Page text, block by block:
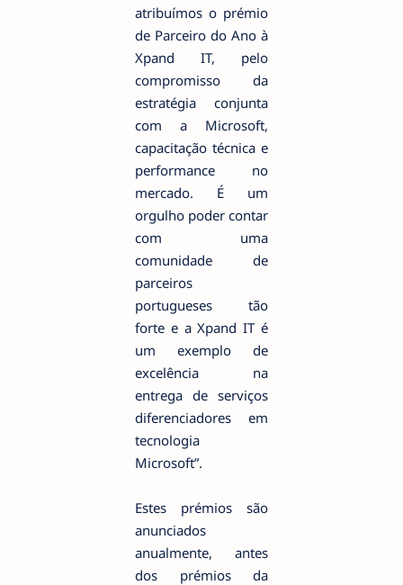
atribuímos o prémio
de Parceiro do Ano à
Xpand IT, pelo
compromisso da
estratégia conjunta
com a Microsoft,
capacitação técnica e
performance no
mercado. É um
orgulho poder contar
com uma
comunidade de
parceiros
portugueses tão
forte e a Xpand IT é
um exemplo de
excelência na
entrega de serviços
diferenciadores em
tecnologia
Microsoft”.
Estes prémios são
anunciados
anualmente, antes
dos prémios da